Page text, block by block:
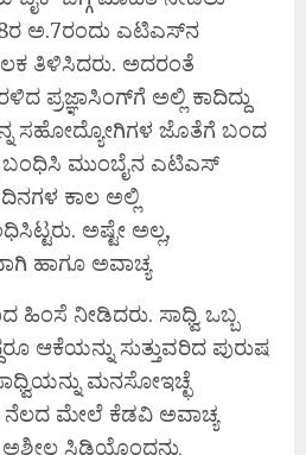
ಅ.7ರಂದು ಎಟಿಎಸ್‌ನ
ತಿಳಿಸಿದರು. ಅದರಂತೆ
ಪ್ರಜ್ಞಾಸಿಂಗ್‌ಗೆ ಅಲ್ಲಿ ಕಾದಿದ್ದು
ಸಹೋದ್ಯೋಗಿಗಳ ಜೊತೆಗೆ ಬಂದ
ಬಂಧಿಸಿ ಮುಂಬೈನ ಎಟಿಎಸ್
ಕಾಲ ಅಲ್ಲಿ
ಅಷ್ಟೇ ಅಲ್ಲ,
ಹಾಗೂ ಅವಾಚ್ಯ
ನೀಡಿದರು. ಸಾಧ್ವಿ ಒಬ್ಬ
ಆಕೆಯನ್ನು ಸುತ್ತುವರಿದ ಪುರುಷ
ಮನಸೋಇಚ್ಛೆ
ನೆಲದ ಮೇಲೆ ಕೆಡವಿ ಅವಾಚ್ಯ
ಸಿಡಿಯೊಂದನ್ನು